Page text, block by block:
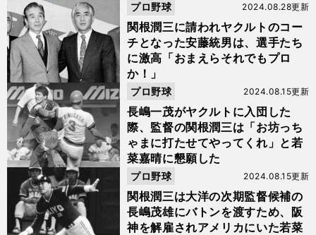
関根潤三に請われヤクルトのコー
チとなった安藤統男は、選手たち
に激高「おまえらそれでもプロ
か！」
2024.08.28更新
プロ野球
長嶋一茂がヤクルトに入団した
際、監督の関根潤三は「お坊っち
ゃまに打たせてやってくれ」と若
菜嘉晴に懇願した
2024.08.15更新
プロ野球
関根潤三は大洋の次期監督候補の
長嶋茂雄にバトンを渡すため、阪
神を解雇されアメリカにいた若菜
2024.08.15更新
プロ野球